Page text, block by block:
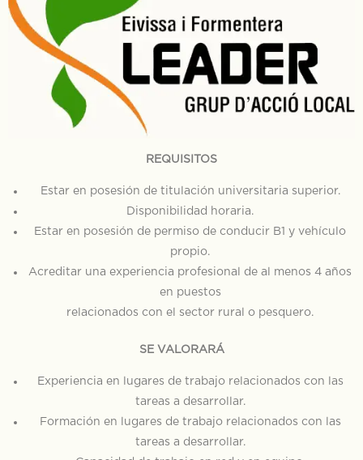
REQUISITOS
Estar en posesión de titulación universitaria superior.
Disponibilidad horaria.
Estar en posesión de permiso de conducir B1 y vehículo
propio.
Acreditar una experiencia profesional de al menos 4 años
en puestos
relacionados con el sector rural o pesquero.
SE VALORARÁ
Experiencia en lugares de trabajo relacionados con las
tareas a desarrollar.
Formación en lugares de trabajo relacionados con las
tareas a desarrollar.